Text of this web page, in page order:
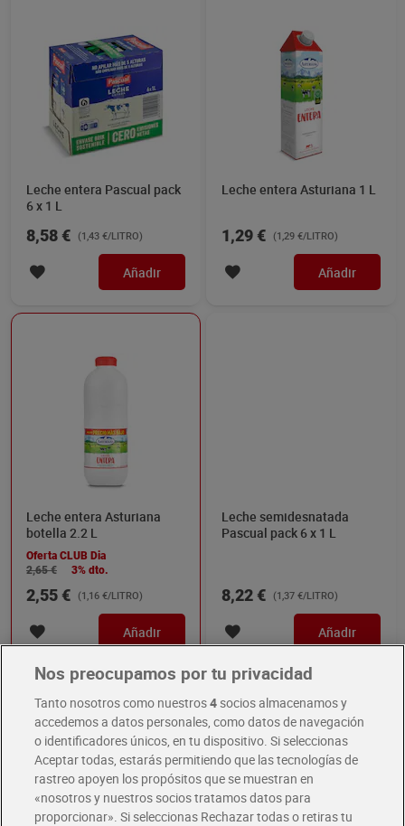
Leche entera Pascual pack
6 x 1 L
8,58 € (1,43 €/LITRO)
Añadir
Leche entera Asturiana 1 L
1,29 € (1,29 €/LITRO)
Añadir
Leche entera Asturiana
botella 2.2 L
Oferta CLUB Dia
2,65 €
3% dto.
2,55 € (1,16 €/LITRO)
Añadir
Leche semidesnatada
Pascual pack 6 x 1 L
8,22 € (1,37 €/LITRO)
Añadir
Nos preocupamos por tu privacidad
Tanto nosotros como nuestros4socios almacenamos y
accedemos a datos personales, como datos de navegación
o identificadores únicos, en tu dispositivo. Si seleccionas
Aceptar todas, estarás permitiendo que las tecnologías de
rastreo apoyen los propósitos que se muestran en
«nosotros y nuestros socios tratamos datos para
proporcionar». Si seleccionas Rechazar todas o retiras tu